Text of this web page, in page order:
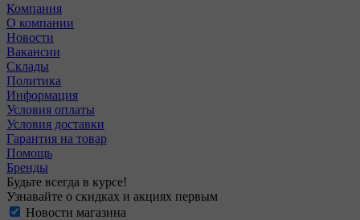
Компания
О компании
Новости
Вакансии
Склады
Политика
Информация
Условия оплаты
Условия доставки
Гарантия на товар
Помощь
Бренды
Будьте всегда в курсе!
Узнавайте о скидках и акциях первым
Новости магазина